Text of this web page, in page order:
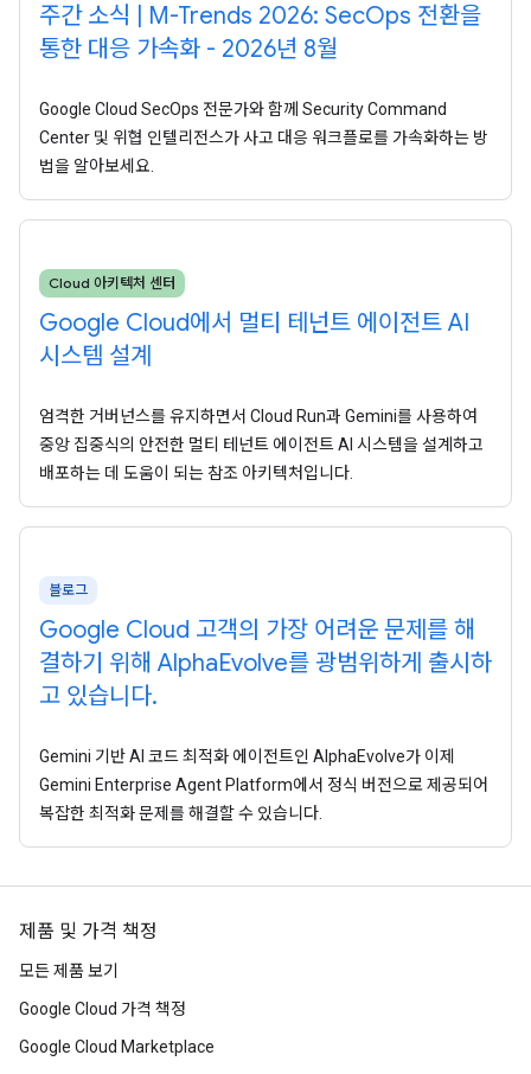
주간 소식 | M-Trends 2026: SecOps 전환을
통한 대응 가속화 - 2026년 8월
Google Cloud SecOps 전문가와 함께 Security Command
Center 및 위협 인텔리전스가 사고 대응 워크플로를 가속화하는 방
법을 알아보세요.
Cloud 아키텍처 센터
Google Cloud에서 멀티 테넌트 에이전트 AI
시스템 설계
엄격한 거버넌스를 유지하면서 Cloud Run과 Gemini를 사용하여
중앙 집중식의 안전한 멀티 테넌트 에이전트 AI 시스템을 설계하고
배포하는 데 도움이 되는 참조 아키텍처입니다.
블로그
Google Cloud 고객의 가장 어려운 문제를 해
결하기 위해 AlphaEvolve를 광범위하게 출시하
고 있습니다.
Gemini 기반 AI 코드 최적화 에이전트인 AlphaEvolve가 이제
Gemini Enterprise Agent Platform에서 정식 버전으로 제공되어
복잡한 최적화 문제를 해결할 수 있습니다.
제품 및 가격 책정
모든 제품 보기
Google Cloud 가격 책정
Google Cloud Marketplace